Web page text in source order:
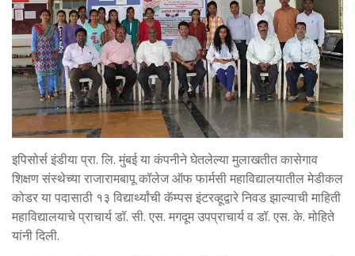
इपिसोर्स इंडीया प्रा. लि. मुंबई या कंपनीने घेतलेल्या मुलाखतीत कासेगाव
शिक्षण संस्थेच्या राजारामबापू कॉलेज ऑफ फार्मसी महाविद्यालयातील मेडीकल
कोडर या पदासाठी १३ विद्यार्थ्यांची कॅम्पस इंटरव्हूद्वारे निवड झाल्याची माहिती
महाविद्यालयाचे प्राचार्य डॉ. सी. एस. मगदूम उपप्राचार्य व डॉ. एस. के. मोहिते
यांनी दिली.